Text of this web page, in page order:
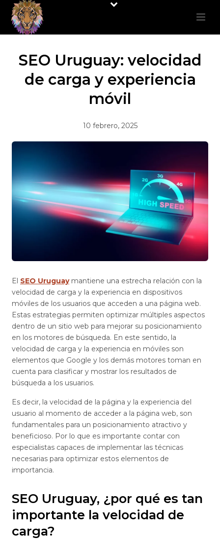
SEO Uruguay: velocidad
de carga y experiencia
móvil
10 febrero, 2025
El SEO Uruguaymantiene una estrecha relación con la
velocidad de carga y la experiencia en dispositivos
móviles de los usuarios que acceden a una página web.
Estas estrategias permiten optimizar múltiples aspectos
dentro de un sitio web para mejorar su posicionamiento
en los motores de búsqueda. En este sentido, la
velocidad de carga y la experiencia en móviles son
elementos que Google y los demás motores toman en
cuenta para clasificar y mostrar los resultados de
búsqueda a los usuarios.
Es decir, la velocidad de la página y la experiencia del
usuario al momento de acceder a la página web, son
fundamentales para un posicionamiento atractivo y
beneficioso. Por lo que es importante contar con
especialistas capaces de implementar las técnicas
necesarias para optimizar estos elementos de
importancia.
SEO Uruguay, ¿por qué es tan
importante la velocidad de
carga?